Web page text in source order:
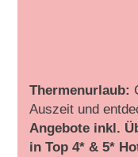
Thermenurlaub:
Auszeit und
Angebote inkl.
in Top 4* & 5*